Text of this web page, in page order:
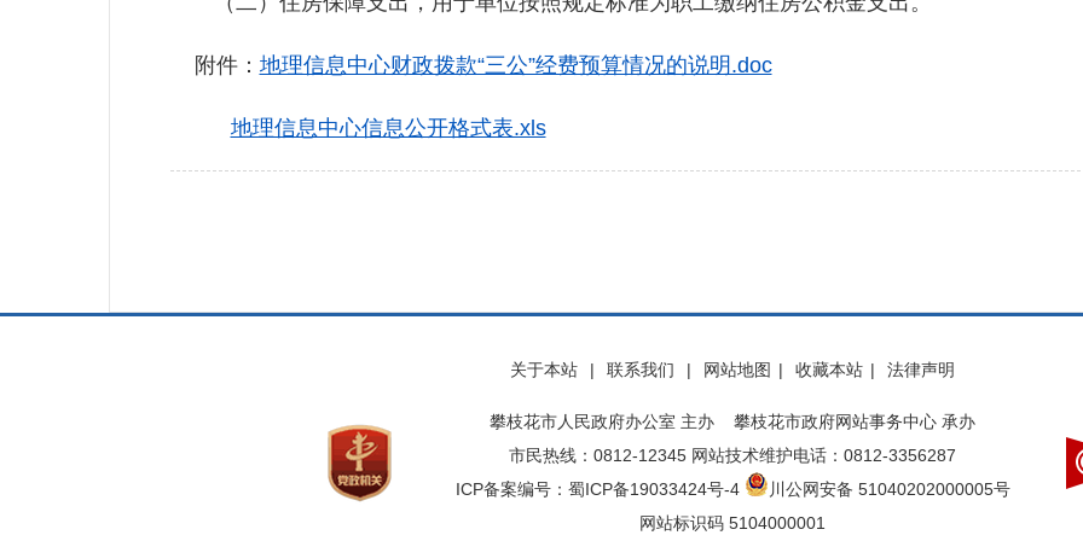
附件： 地理信息中心财政拨款“三公”经费预算情况的说明.doc
地理信息中心信息公开格式表.xls
关于本站 | 联系我们 | 网站地图 | 收藏本站 | 法律声明
攀枝花市人民政府办公室 主办 攀枝花市政府网站事务中心 承办
市民热线：0812-12345 网站技术维护电话：0812-3356287
ICP备案编号：蜀ICP备19033424号-4
川公网安备 51040202000005号
网站标识码 5104000001